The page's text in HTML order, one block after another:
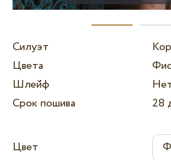
Силуэт
Цвета
Шлейф
Срок пошива
28
Цвет